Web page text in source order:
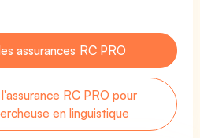
assurances RC PRO
RC PRO pour
en linguistique